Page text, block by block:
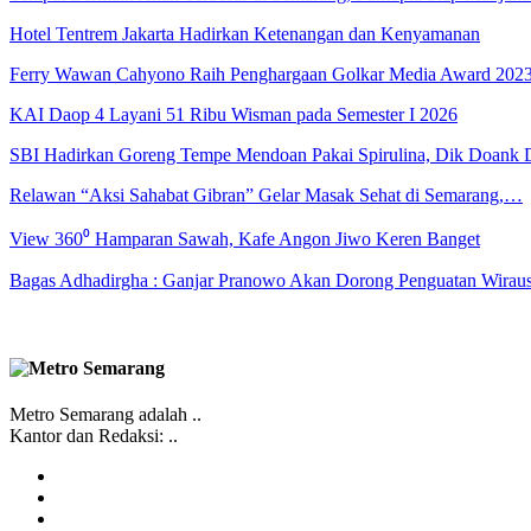
Hotel Tentrem Jakarta Hadirkan Ketenangan dan Kenyamanan
Ferry Wawan Cahyono Raih Penghargaan Golkar Media Award
KAI Daop 4 Layani 51 Ribu Wisman pada Semester I 2026
SBI Hadirkan Goreng Tempe Mendoan Pakai Spirulina, Dik Doank
Relawan “Aksi Sahabat Gibran” Gelar Masak Sehat di Semarang,…
View 360⁰ Hamparan Sawah, Kafe Angon Jiwo Keren Banget
Bagas Adhadirgha : Ganjar Pranowo Akan Dorong Penguatan
Metro Semarang adalah ..
Kantor dan Redaksi: ..